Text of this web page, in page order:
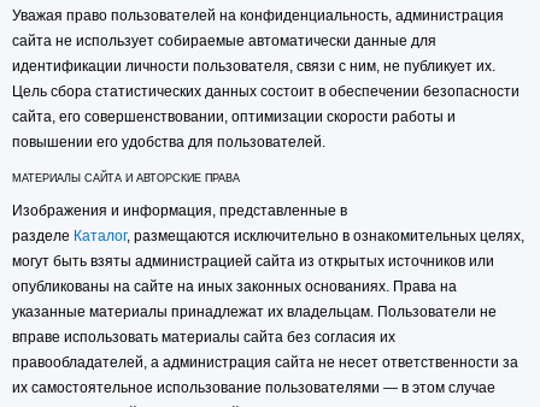
Уважая право пользователей на конфиденциальность, администрация
сайта не использует собираемые автоматически данные для
идентификации личности пользователя, связи с ним, не публикует их.
Цель сбора статистических данных состоит в обеспечении безопасности
сайта, его совершенствовании, оптимизации скорости работы и
повышении его удобства для пользователей.
МАТЕРИАЛЫ САЙТА И АВТОРСКИЕ ПРАВА
Изображения и информация, представленные в
разделе Каталог, размещаются исключительно в ознакомительных целях,
могут быть взяты администрацией сайта из открытых источников или
опубликованы на сайте на иных законных основаниях. Права на
указанные материалы принадлежат их владельцам. Пользователи не
вправе использовать материалы сайта без согласия их
правообладателей, а администрация сайта не несет ответственности за
их самостоятельное использование пользователями — в этом случае